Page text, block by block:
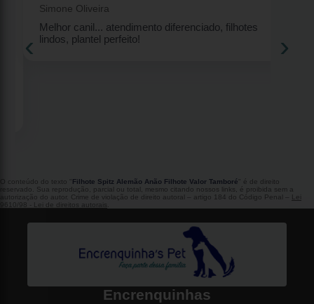
Simone Oliveira
Melhor canil... atendimento diferenciado, filhotes
lindos, plantel perfeito!
‹ ›
O conteúdo do texto " Filhote Spitz Alemão Anão Filhote Valor Tamboré " é de direito
reservado. Sua reprodução, parcial ou total, mesmo citando nossos links, é proibida sem a
autorização do autor. Crime de violação de direito autoral – artigo 184 do Código Penal –
Lei
9610/98 - Lei de direitos autorais .
Encrenquinhas